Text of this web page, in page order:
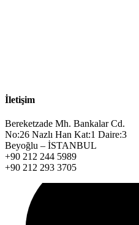
İletişim
Bereketzade Mh. Bankalar Cd.
No:26 Nazlı Han Kat:1 Daire:3
Beyoğlu – İSTANBUL
+90 212 244 5989
+90 212 293 3705